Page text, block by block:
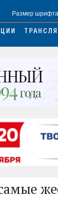
Размер шрифта